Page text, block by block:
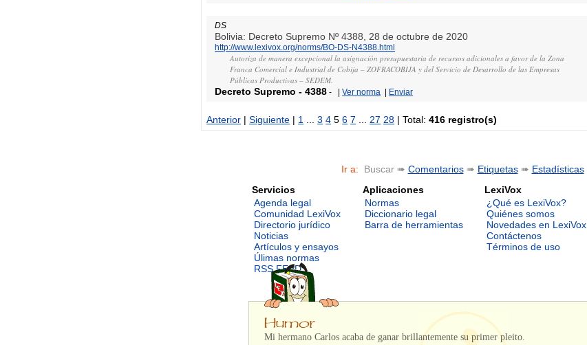
DS
Bolivia: Decreto Supremo Nº 4388, 28 de octubre de 2020
http://www.lexivox.org/norms/BO-DS-N4388.html
Autoriza de manera excepcional la asignación presupuestaria de recursos adicionales a favor de la Zona
Franca Comercial e Industrial de Cobija – ZOFRACOBIJA y del Servicio de Desarrollo de las Empresas
Públicas Productivas – SEDEM.
Decreto Supremo -4388 - |Ver norma Enviar
Anterior |Siguiente | 1 ...3 4 56 7 27 28 | Total:416 registro(s)
Ir a: Buscar ➠ Comentarios➠ Etiquetas➠ Estadísticas
Servicios
Agenda legal
Comunidad LexiVox
Directorio jurídico
Noticias
Artículos y ensayos
Úlimas normas
RSS FEED
Aplicaciones
Normas
Diccionario legal
Barra de herramientas
LexiVox
¿Qué es LexiVox?
Quiénes somos
Novedades en LexiVox
Contáctenos
Términos de uso
Mi hermano Carlos acaba de ganar brillantemente su primer pleito.